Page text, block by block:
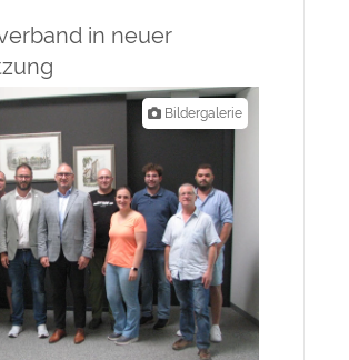
in neuer
Bildergalerie